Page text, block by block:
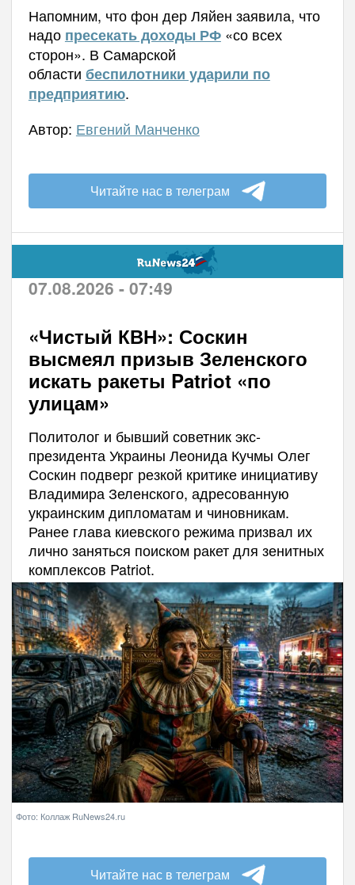
Напомним, что фон дер Ляйен заявила, что
надо пресекать доходы РФ«со всех
сторон». В Самарской
области беспилотники ударили по
предприятию.
Автор: Евгений Манченко
Читайте нас в телеграм
07.08.2026 - 07:49
«Чистый КВН»: Соскин
высмеял призыв Зеленского
искать ракеты Patriot «по
улицам»
Политолог и бывший советник экс-
президента Украины Леонида Кучмы Олег
Соскин подверг резкой критике инициативу
Владимира Зеленского, адресованную
украинским дипломатам и чиновникам.
Ранее глава киевского режима призвал их
лично заняться поиском ракет для зенитных
комплексов Patriot.
Фото: Коллаж RuNews24.ru
Читайте нас в телеграм